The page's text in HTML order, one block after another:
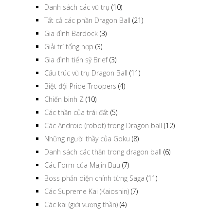
Danh sách các vũ trụ (10)
Tất cả các phần Dragon Ball (21)
Gia đình Bardock (3)
Giải trí tổng hợp (3)
Gia đình tiến sỹ Brief(3)
Cấu trúc vũ trụ Dragon Ball (11)
Biệt đội Pride Troopers (4)
Chiến binh Z (10)
Các thần của trái đất (5)
Các Android (robot) trong Dragon ball (12)
Những người thầy của Goku (8)
Danh sách các thần trong dragon ball (6)
Các Form của Majin Buu (7)
Boss phản diện chính từng Saga (11)
Các Supreme Kai (Kaioshin) (7)
Các kai (giới vương thần) (4)